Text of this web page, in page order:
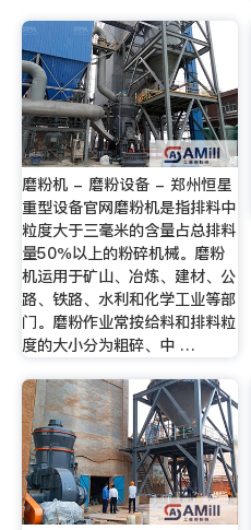
磨粉机 - 磨粉设备 - 郑州恒星
重型设备官网磨粉机是指排料中
粒度大于三毫米的含量占总排料
量50％以上的粉碎机械。磨粉
机运用于矿山、冶炼、建材、公
路、铁路、水利和化学工业等部
门。磨粉作业常按给料和排料粒
度的大小分为粗碎、中 …